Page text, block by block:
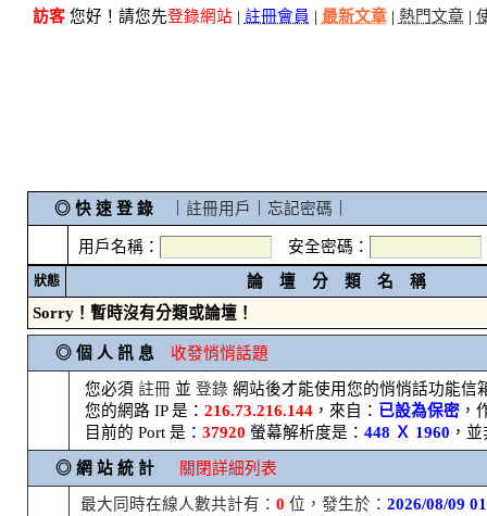
訪客您好！請您先登錄網站 | 註冊會員 | 最新文章| 熱門文章 |
◎ 快 速 登 錄｜ 註冊用戶 忘記密碼
用戶名稱： 安全密碼：
狀態
論 壇 分 類 名 稱
Sorry！暫時沒有分類或論壇！
◎ 個 人 訊 息 收發悄悄話題
您必須 註冊 並 登錄 網站後才能使用您的悄悄話功能信
您的網路 IP 是： 216.73.216.144，來自： 已設為保密，
目前的 Port 是： 37920 螢幕解析度是： 448 Ｘ 1960 ，
◎ 網 站 統 計 關閉詳細列表
最大同時在線人數共計有： 0 位，發生於： 2026/08/09